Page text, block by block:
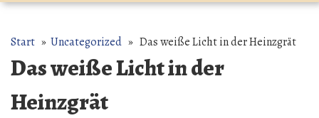
Start » Uncategorized » Das weiße Licht in der Heinzgrät
Das weiße Licht in der
Heinzgrät